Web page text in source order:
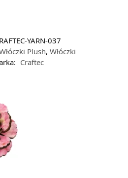
YARN-037
Plush, Włóczki
Craftec